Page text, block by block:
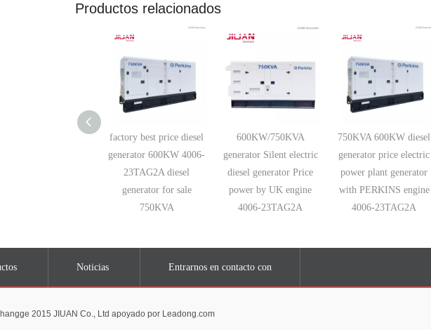
Productos relacionados
factory best price diesel
generator 600KW 4006-
23TAG2A diesel
generator for sale
750KVA
600KW/750KVA
generator Silent electric
diesel generator Price
power by UK engine
4006-23TAG2A
750KVA 600KW diesel
generator price electric
power plant generator
with PERKINS engine
4006-23TAG2A
Noticias Entrarnos en contacto con
2015 JIUAN Co., Ltd apoyado por Leadong.com